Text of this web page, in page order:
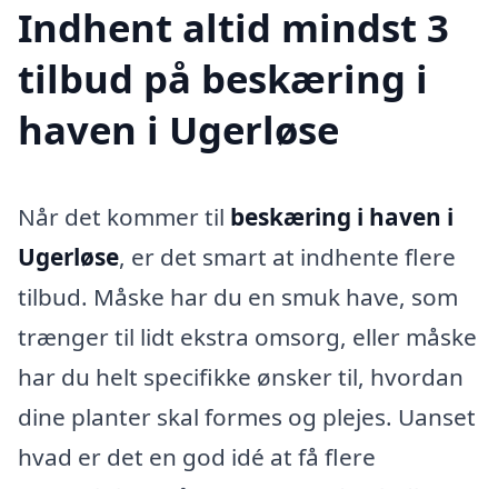
Indhent altid mindst 3
tilbud på beskæring i
haven i Ugerløse
Når det kommer til beskæring i haven i
Ugerløse, er det smart at indhente flere
tilbud. Måske har du en smuk have, som
trænger til lidt ekstra omsorg, eller måske
har du helt specifikke ønsker til, hvordan
dine planter skal formes og plejes. Uanset
hvad er det en god idé at få flere